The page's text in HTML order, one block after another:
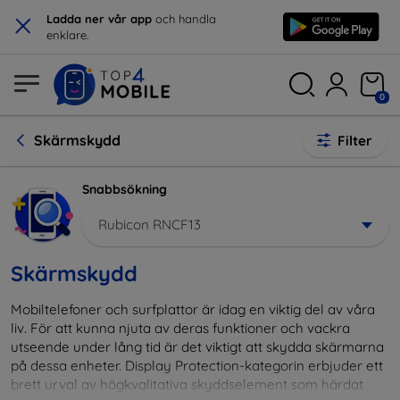
× Ladda ner vår app och handla
enklare.
0
Skärmskydd Filter
Snabbsökning
Rubicon RNCF13
Skärmskydd
Mobiltelefoner och surfplattor är idag en viktig del av våra
liv. För att kunna njuta av deras funktioner och vackra
utseende under lång tid är det viktigt att skydda skärmarna
på dessa enheter. Display Protection-kategorin erbjuder ett
brett urval av högkvalitativa skyddselement som härdat